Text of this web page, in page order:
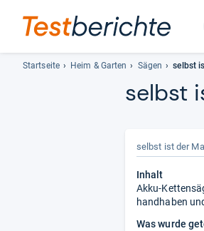
Startseite Heim & Garten Sägen selbst
selbst
selbst ist der
Inhalt
Akku-
handhaben
Was wurde